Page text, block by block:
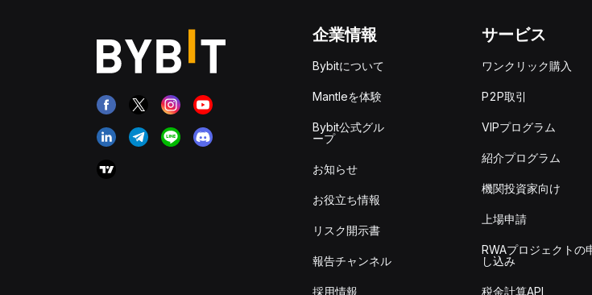
企業情報
Bybitについて
Mantleを体験
Bybit公式グル
ープ
お知らせ
お役立ち情報
リスク開示書
報告チャンネル
採用情報
サービス
ワンクリック購入
P2P取引
VIPプログラム
紹介プログラム
機関投資家向け
上場申請
RWAプロジェクトの
し込み
税金計算API